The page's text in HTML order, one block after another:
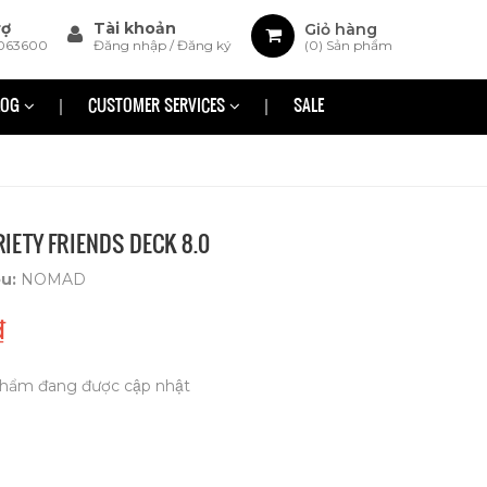
Giỏ hàng
(0) Sản phẩm
Tài khoản
Đăng nhập /Đăng ký
CUSTOMER SERVICES SALE
FRIENDS DECK 8.0
NOMAD
đang được cập nhật